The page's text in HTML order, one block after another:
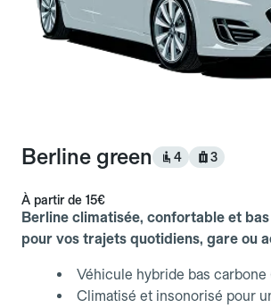
Berline green 4 3
À partir de 15€
Berline climatisée, confortable et
pour vos trajets quotidiens, gare ou
Véhicule hybride bas carbone
Climatisé et insonorisé pour